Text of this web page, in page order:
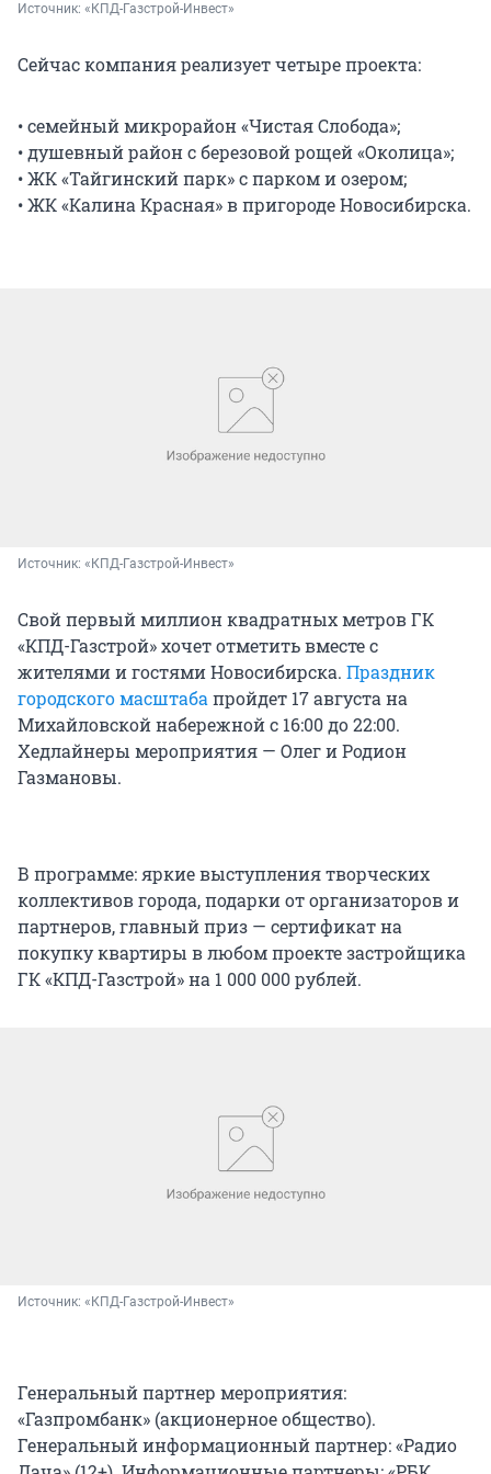
Источник: «КПД-Газстрой-Инвест»
Сейчас компания реализует четыре проекта:
• семейный микрорайон «Чистая Слобода»;
• душевный район с березовой рощей «Околица»;
• ЖК «Тайгинский парк» с парком и озером;
• ЖК «Калина Красная» в пригороде Новосибирска.
Источник: «КПД-Газстрой-Инвест»
Свой первый миллион квадратных метров ГК
«КПД-Газстрой» хочет отметить вместе с
жителями и гостями Новосибирска. Праздник
городского масштаба пройдет 17 августа на
Михайловской набережной с 16:00 до 22:00.
Хедлайнеры мероприятия — Олег и Родион
Газмановы.
В программе: яркие выступления творческих
коллективов города, подарки от организаторов и
партнеров, главный приз — сертификат на
покупку квартиры в любом проекте застройщика
ГК «КПД-Газстрой» на 1 000 000 рублей.
Источник: «КПД-Газстрой-Инвест»
Генеральный партнер мероприятия:
«Газпромбанк» (акционерное общество).
Генеральный информационный партнер: «Радио